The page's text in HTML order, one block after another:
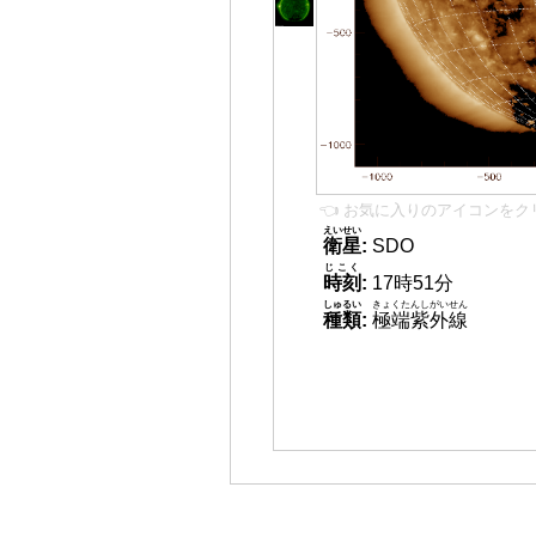
👈 お気に入りのアイコンをク
衛星
えいせい
: SDO
時刻
じこく
: 17時51分
種類
しゅるい
: 極端紫外線
きょくたんしがいせん